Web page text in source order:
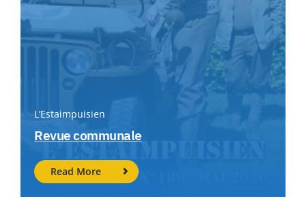
L’Estaimpuisien
Revue communale
Read More